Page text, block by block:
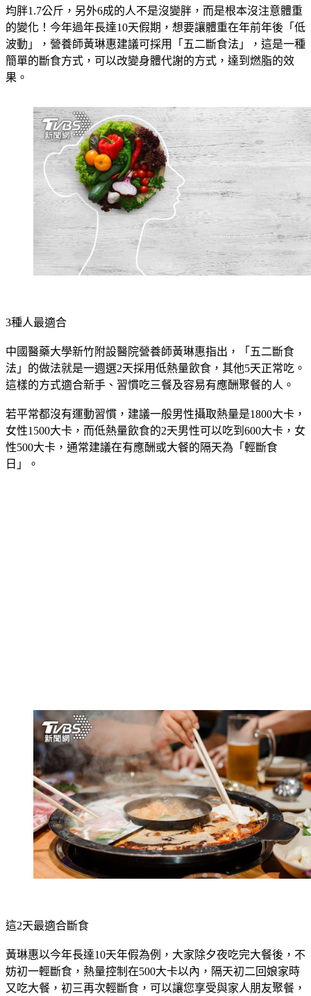
均胖1.7公斤，另外6成的人不是沒變胖，而是根本沒注意體重
的變化！今年過年長達10天假期，想要讓體重在年前年後「低
波動」，營養師黃琳惠建議可採用「五二斷食法」，這是一種
簡單的斷食方式，可以改變身體代謝的方式，達到燃脂的效
果。
3種人最適合
中國醫藥大學新竹附設醫院營養師黃琳惠指出，「五二斷食
法」的做法就是一週選2天採用低熱量飲食，其他5天正常吃。
這樣的方式適合新手、習慣吃三餐及容易有應酬聚餐的人 。
若平常都沒有運動習慣，建議一般男性攝取熱量是1800大卡，
女性1500大卡，而低熱量飲食的2天男性可以吃到600大卡，女
性500大卡，通常建議在有應酬或大餐的隔天為「輕斷食
日」。
這2天最適合斷食
黃琳惠以今年長達10天年假為例，大家除夕夜吃完大餐後，不
妨初一輕斷食，熱量控制在500大卡以內，隔天初二回娘家時
又吃大餐，初三再次輕斷食，可以讓您享受與家人朋友聚餐，